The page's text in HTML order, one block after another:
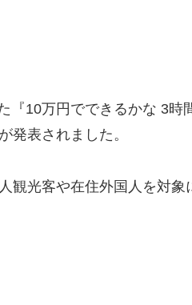
『10万円でできるかな 3
発表されました。
観光客や在住外国人を対